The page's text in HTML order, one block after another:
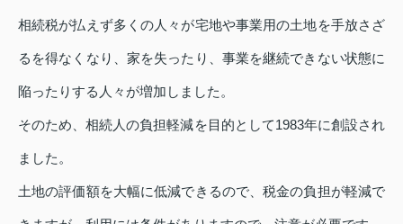
相続税が払えず多くの人々が宅地や事業用の土地を手放さざ
るを得なくなり、家を失ったり、事業を継続できない状態に
陥ったりする人々が増加しました。
そのため、相続人の負担軽減を目的として1983年に創設され
ました。
土地の評価額を大幅に低減できるので、税金の負担が軽減で